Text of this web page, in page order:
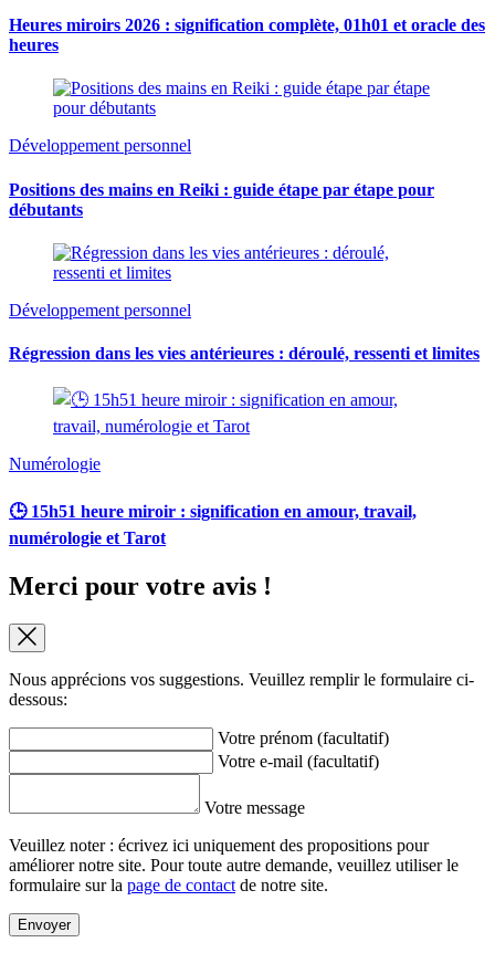
Heures miroirs 2026 : signification complète, 01h01 et oracle des
heures
Développement personnel
Positions des mains en Reiki : guide étape par étape pour
débutants
Développement personnel
Régression dans les vies antérieures : déroulé, ressenti et limites
Numérologie
🕒 15h51 heure miroir : signification en amour, travail,
numérologie et Tarot
Merci pour votre avis !
Nous apprécions vos suggestions. Veuillez remplir le formulaire ci-
dessous:
Votre prénom (facultatif)
Votre e-mail (facultatif)
Votre message
Veuillez noter : écrivez ici uniquement des propositions pour
améliorer notre site. Pour toute autre demande, veuillez utiliser le
formulaire sur la page de contact de notre site.
Envoyer